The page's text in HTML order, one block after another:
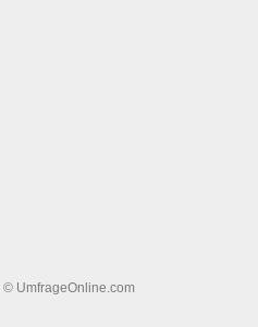
© UmfrageOnline.com